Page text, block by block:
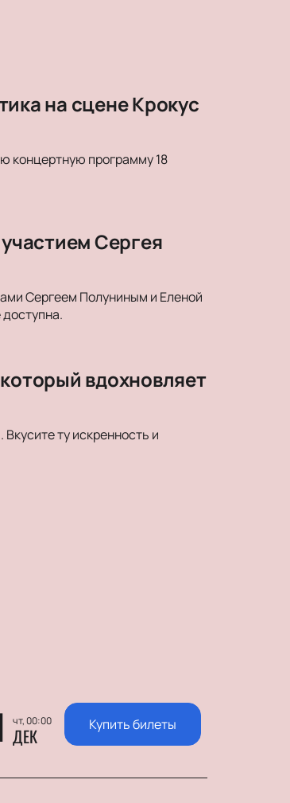
на сцене Крокус
концертную программу 18
Сергея
Сергеем Полуниным и Еленой
вдохновляет
ту искренность и
чт, 00:00
ДЕК Купить билеты